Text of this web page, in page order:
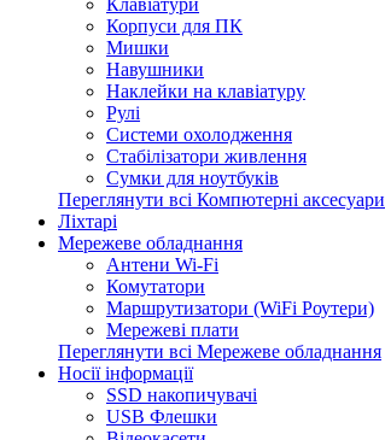
Клавіатури
Корпуси для ПК
Мишки
Навушники
Наклейки на клавіатуру
Рулі
Системи охолодження
Стабілізатори живлення
Сумки для ноутбуків
Переглянути всі Компютерні аксесуари
Ліхтарі
Мережеве обладнання
Антени Wi-Fi
Комутатори
Маршрутизатори (WiFi Роутери)
Мережеві плати
Переглянути всі Мережеве обладнання
Носії інформації
SSD накопичувачі
USB Флешки